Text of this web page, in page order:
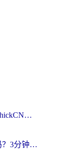
海外党选回国加速器不用愁：ChickCN和洞见哪个好？一篇搞定所有疑问
海外党必看：迅游和老王好用吗？3分钟选对加速国内网络的加速器